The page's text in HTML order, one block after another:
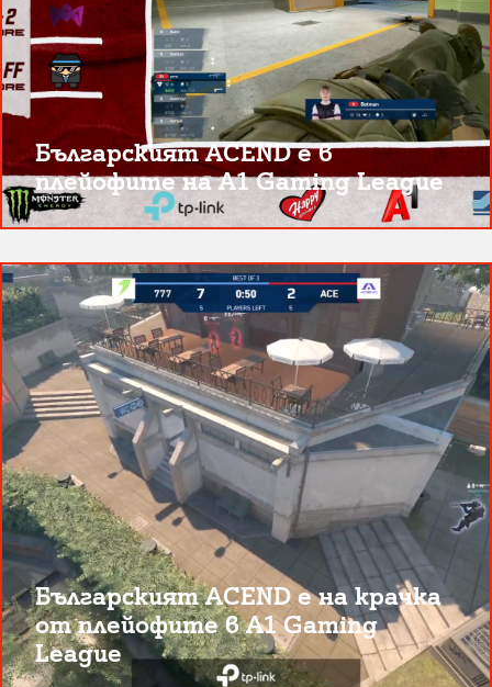
Българският ACEND е в
плейофите на A1 Gaming League
Българският ACEND е на крачка
от плейофите в A1 Gaming
League